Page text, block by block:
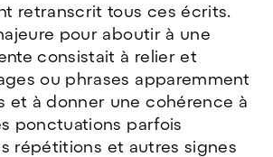
retranscrit tous ces écrits.
pour aboutir à une
consistait à relier et
ou phrases apparemment
et à donner une cohérence à
ponctuations parfois
répétitions et autres signes